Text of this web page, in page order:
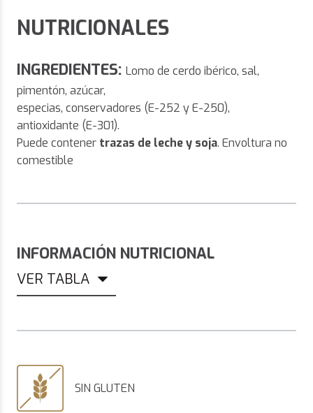
NUTRICIONALES
INGREDIENTES: Lomo de cerdo ibérico, sal,
pimentón, azúcar,
especias, conservadores (E-252 y E-250),
antioxidante (E-301).
Puede contener trazas de leche y soja. Envoltura no
comestible
INFORMACIÓN NUTRICIONAL
VER TABLA
SIN GLUTEN